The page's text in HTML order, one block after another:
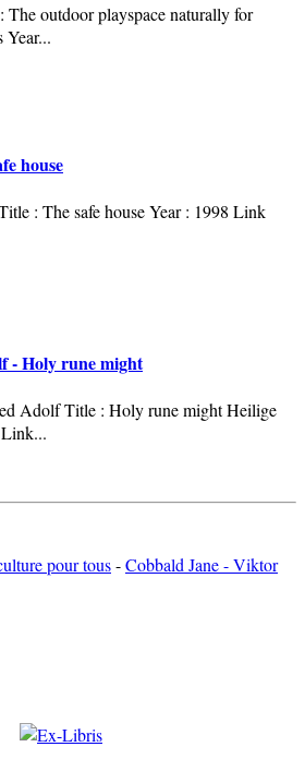
outdoor playspace naturally for
Year...
house
: The safe house Year : 1998 Link
- Holy rune might
Adolf Title : Holy rune might Heilige
Link...
pour tous-Cobbald Jane - Viktor